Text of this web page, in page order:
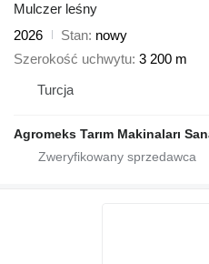
Mulczer leśny
2026
Stan nowy
Szerokość uchwytu 3 200 m
Turcja